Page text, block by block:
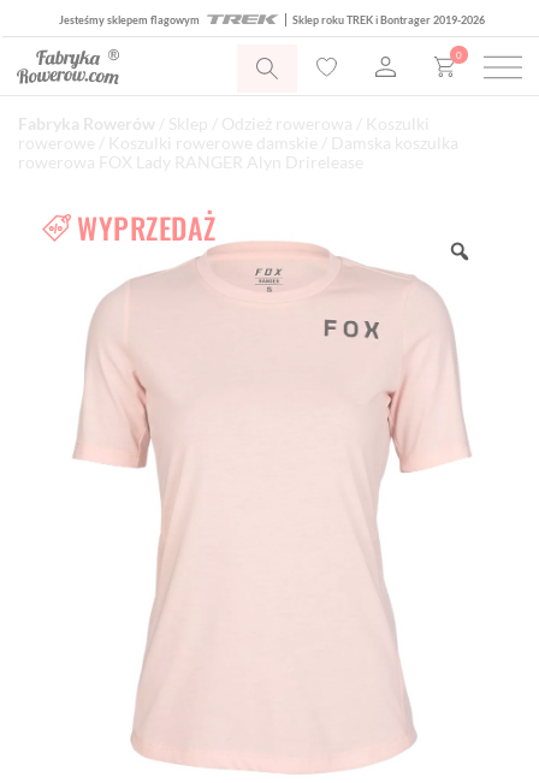
Jesteśmy sklepem flagowym Sklep roku TREK i Bontrager 2019-2026
0
Fabryka Rowerów Sklep Odzież rowerowa
Koszulki
rowerowe
Koszulki rowerowe damskie / Damska koszulka
rowerowa FOX Lady RANGER Alyn Drirelease
WYPRZEDAŻ